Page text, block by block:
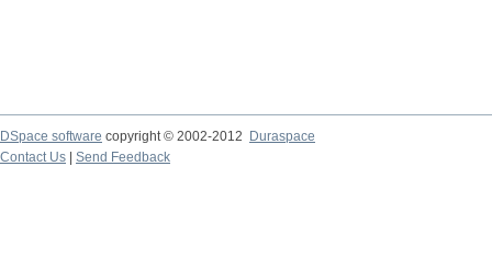
DSpace software copyright © 2002-2012
Duraspace
Contact Us
Send Feedback